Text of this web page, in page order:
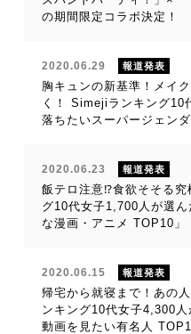
の期間限定コラボ決定！
2020.06.29 報道発表
胸キュンの新基準！メイ
く！ Simejiランキング10
落ちたいスーパージェン
2020.06.23 報道発表
飯テロ注意⁉食欲そそる
グ10代女子1,700人が選
な漫画・アニメ TOP10」
2020.06.15 報道発表
帰宅から就寝まで！あの
ンキング10代女子4,300
動画を見たい有名人